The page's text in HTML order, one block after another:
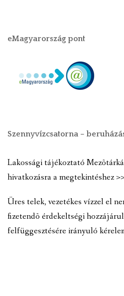
eMagyarország pont
Szennyvízcsatorna –
Lakossági tájékoztató
hivatkozásra a megtekintéshez
Üres telek, vezetékes vízzel el
fizetendõ érdekeltségi
felfüggesztésére irányuló